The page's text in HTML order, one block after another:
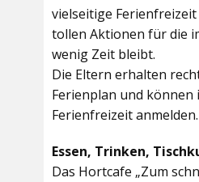
vielseitige
tollen Aktionen für die
wenig Zeit bleibt.
Die Eltern erhalten
Ferienplan und können
Ferienfreizeit anmelden.
Essen, Trinken,
Das Hortcafe „Zum